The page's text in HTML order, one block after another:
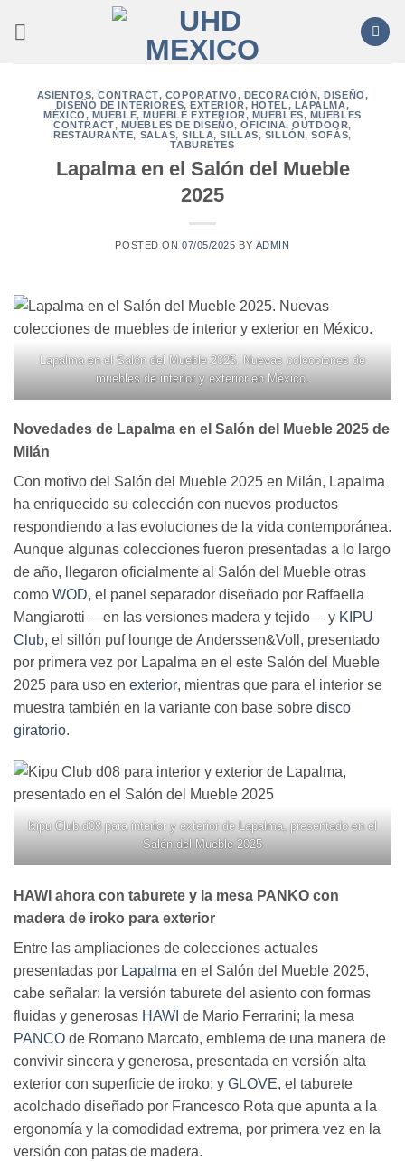
ASIENTOS,CONTRACT, COPORATIVO, DECORACIÓN,DISEÑO,
DISEÑO DE INTERIORES,EXTERIOR, HOTEL, LAPALMA,
MÉXICO, MUEBLE,MUEBLE EXTERIOR, MUEBLES, MUEBLES
CONTRACT, MUEBLES DE DISEÑO,OFICINA,OUTDOOR,
RESTAURANTE, SALAS,SILLA,SILLAS, SILLÓN,SOFÁS,
TABURETES
Lapalma en el Salón del Mueble
2025
POSTED ON 07/05/2025 BY ADMIN
Lapalma en el Salón del Mueble 2025. Nuevas colecciones de
muebles de interior y exterior en México.
Novedades de Lapalma en el Salón del Mueble 2025 de
Milán
Con motivo del Salón del Mueble 2025 en Milán, Lapalma
ha enriquecido su colección con nuevos productos
respondiendo a las evoluciones de la vida contemporánea.
Aunque algunas colecciones fueron presentadas a lo largo
de año, llegaron oficialmente al Salón del Mueble otras
como WOD, el panel separador diseñado por Raffaella
Mangiarotti —en las versiones madera y tejido— y KIPU
Club, el sillón puf lounge de Anderssen&Voll, presentado
por primera vez por Lapalma en el este Salón del Mueble
2025 para uso en exterior, mientras que para el interior se
muestra también en la variante con base sobre disco
giratorio.
Kipu Club d08 para interior y exterior de Lapalma, presentado en el
Salón del Mueble 2025
HAWI ahora con taburete y la mesa PANKO con
madera de iroko para exterior
Entre las ampliaciones de colecciones actuales
presentadas por Lapalma en el Salón del Mueble 2025,
cabe señalar: la versión taburete del asiento con formas
fluidas y generosas HAWI de Mario Ferrarini; la mesa
PANCO de Romano Marcato, emblema de una manera de
convivir sincera y generosa, presentada en versión alta
exterior con superficie de iroko; y GLOVE, el taburete
acolchado diseñado por Francesco Rota que apunta a la
ergonomía y la comodidad extrema, por primera vez en la
versión con patas de madera.